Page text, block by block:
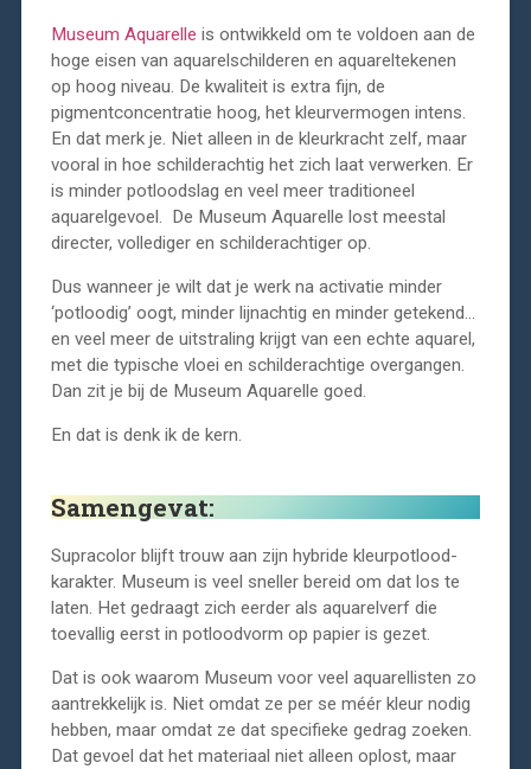
Museum Aquarelle is ontwikkeld om te voldoen aan de
hoge eisen van aquarelschilderen en aquareltekenen
op hoog niveau. De kwaliteit is extra fijn, de
pigmentconcentratie hoog, het kleurvermogen intens.
En dat merk je. Niet alleen in de kleurkracht zelf, maar
vooral in hoe schilderachtig het zich laat verwerken. Er
is minder potloodslag en veel meer traditioneel
aquarelgevoel. De Museum Aquarelle lost meestal
directer, vollediger en schilderachtiger op.
Dus wanneer je wilt dat je werk na activatie minder
‘potloodig’ oogt, minder lijnachtig en minder getekend…
en veel meer de uitstraling krijgt van een echte aquarel,
met die typische vloei en schilderachtige overgangen.
Dan zit je bij de Museum Aquarelle goed.
En dat is denk ik de kern.
Samengevat:
Supracolor blijft trouw aan zijn hybride kleurpotlood-
karakter. Museum is veel sneller bereid om dat los te
laten. Het gedraagt zich eerder als aquarelverf die
toevallig eerst in potloodvorm op papier is gezet.
Dat is ook waarom Museum voor veel aquarellisten zo
aantrekkelijk is. Niet omdat ze per se méér kleur nodig
hebben, maar omdat ze dat specifieke gedrag zoeken.
Dat gevoel dat het materiaal niet alleen oplost, maar